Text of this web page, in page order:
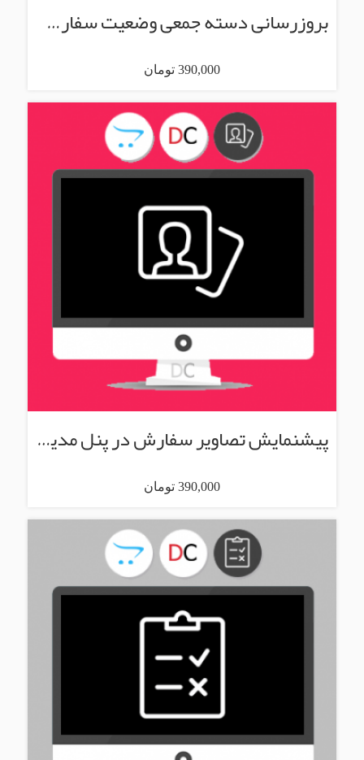
بروزرسانی دسته جمعی وضعیت سفارش ها
390,000 تومان
پیشنمایش تصاویر سفارش در پنل مدیریت
390,000 تومان